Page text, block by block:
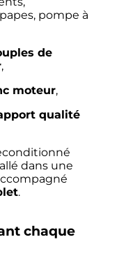
pompe à
de
,
moteur,
qualité
dans une
.
chaque